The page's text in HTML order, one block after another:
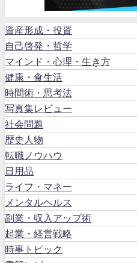
資産形成・投資
自己啓発・哲学
マインド・心理・生き方
健康・食生活
時間術・思考法
写真集レビュー
社会問題
歴史人物
転職ノウハウ
日用品
ライフ・マネー
メンタルヘルス
副業・収入アップ術
起業・経営戦略
時事トピック